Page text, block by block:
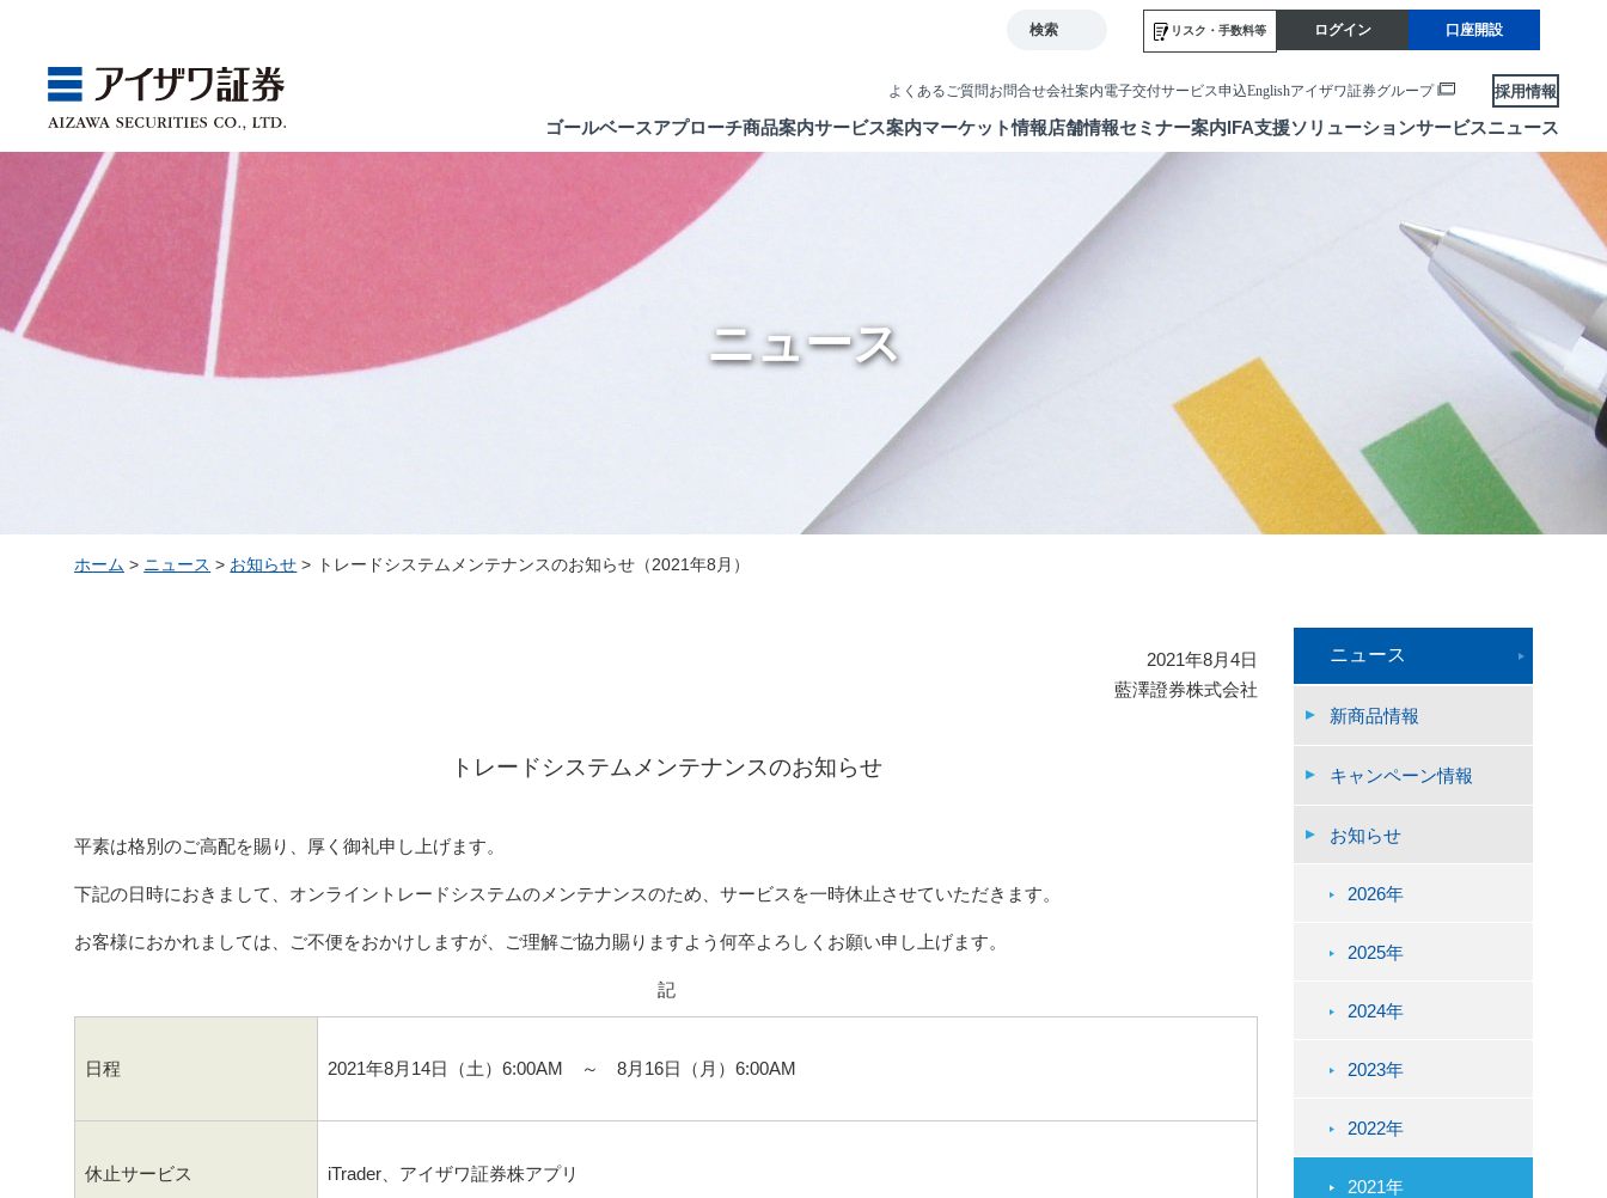
検索 リスク・ 手数料等 ログイン 口座開設
よくあるご質問お問合せ会社案内電子交付サービス申込Englishアイザワ証券グループ 採用情報
ゴールベースアプローチ
GBA
ゴールベースアプローチ
商品案内
Products
投資信託
債券
新商品情報
サービス案内
Service
マーケット情報
Market
店舗情報
Store
中国・九州
セミナー案内
Seminar
IFA支援ソリューションサービスニュース
ニュース
ホーム > ニュース > お知らせ > トレードシステムメンテナンスのお知らせ（2021年8月）
2021年8月4日
藍澤證券株式会社
トレードシステムメンテナンスのお知らせ
平素は格別のご高配を賜り、厚く御礼申し上げます。
下記の日時におきまして、オンライントレードシステムのメンテナンスのため、サービスを一時休止させていただきます。
お客様におかれましては、ご不便をおかけしますが、ご理解ご協力賜りますよう何卒よろしくお願い申し上げます。
記
日程 2021年8月14日（土）6:00AM ～ 8月16日（月）6:00AM
休止サービス iTrader、アイザワ証券株アプリ
ニュース
新商品情報
キャンペーン情報
お知らせ
2026年
2025年
2024年
2023年
2022年
2021年